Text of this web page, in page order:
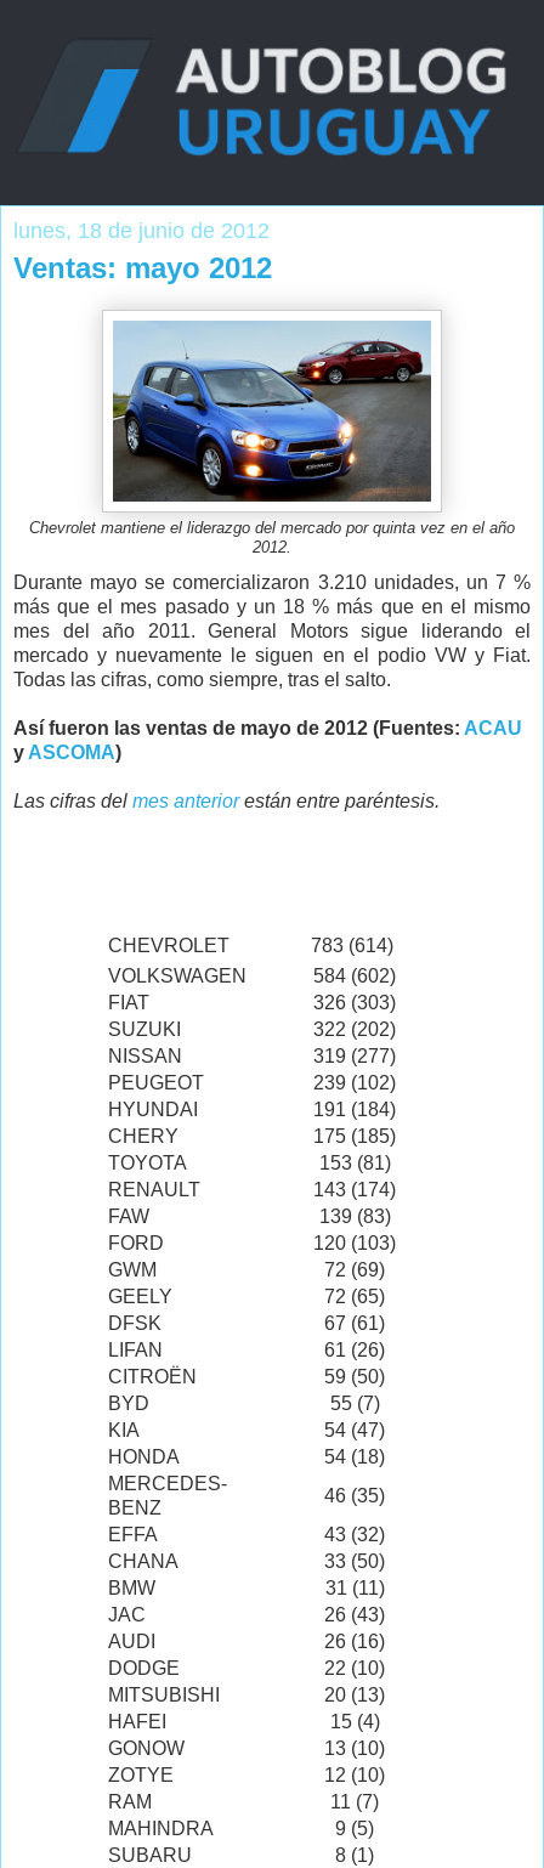
lunes, 18 de junio de 2012
Ventas: mayo 2012
Chevrolet mantiene el liderazgo del mercado por quinta vez en el año
2012.
Durante mayo se comercializaron 3.210 unidades, un 7 %
más que el mes pasado y un 18 % más que en el mismo
mes del año 2011. General Motors sigue liderando el
mercado y nuevamente le siguen en el podio VW y Fiat.
Todas las cifras, como siempre, tras el salto.
Así fueron las ventas de mayo de 2012 (Fuentes: ACAU
yASCOMA)
Las cifras del mes anteriorestán entre paréntesis.
CHEVROLET
783 (614)
VOLKSWAGEN
584 (602)
FIAT
326 (303)
SUZUKI
322 (202)
NISSAN
319 (277)
PEUGEOT
239 (102)
HYUNDAI
191 (184)
CHERY
175 (185)
TOYOTA
153 (81)
RENAULT
143 (174)
FAW
139 (83)
FORD
120 (103)
GWM
72 (69)
GEELY
72 (65)
DFSK
67 (61)
LIFAN
61 (26)
CITROËN
59 (50)
BYD
55 (7)
KIA
54 (47)
HONDA
54 (18)
MERCEDES-
BENZ
46 (35)
EFFA
43 (32)
CHANA
33 (50)
BMW
31 (11)
JAC
26 (43)
AUDI
26 (16)
DODGE
22 (10)
MITSUBISHI
20 (13)
HAFEI
15 (4)
GONOW
13 (10)
ZOTYE
12 (10)
RAM
11 (7)
MAHINDRA
9 (5)
SUBARU
8 (1)